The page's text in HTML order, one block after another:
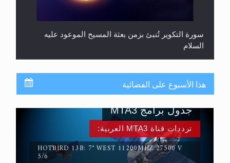
سورة التكوير تُنبئ بزمن بعثة المسيح الموعود عليه
السلام
هذا الأسبوع على الفضائية
ترددات قناة MTA3 العربية:
HOTBIRD 13B: 7° WEST 11200MHZ 27500 V
5/6
جدول برامج MTA3